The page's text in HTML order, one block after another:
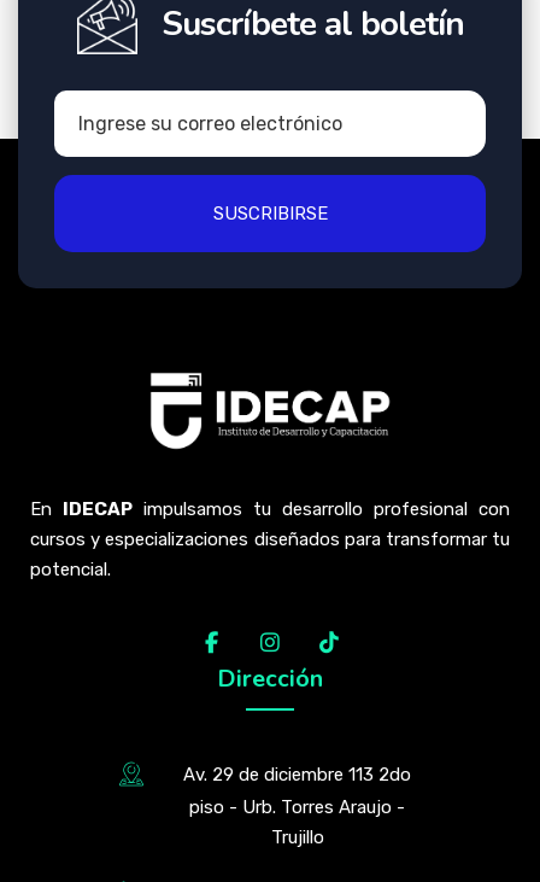
Suscríbete al boletín
SUSCRIBIRSE
En IDECAP impulsamos tu desarrollo profesional con
cursos y especializaciones diseñados para transformar tu
potencial.
Dirección
Av. 29 de diciembre 113 2do
piso - Urb. Torres Araujo -
Trujillo